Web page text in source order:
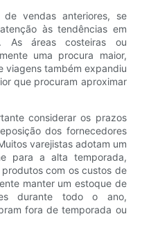
vendas anteriores, se
às tendências em
As áreas costeiras ou
uma procura maior,
viagens também expandiu
que procuram aproximar
considerar os prazos
dos fornecedores
varejistas adotam um
para a alta temporada,
com os custos de
manter um estoque de
durante todo o ano,
fora de temporada ou